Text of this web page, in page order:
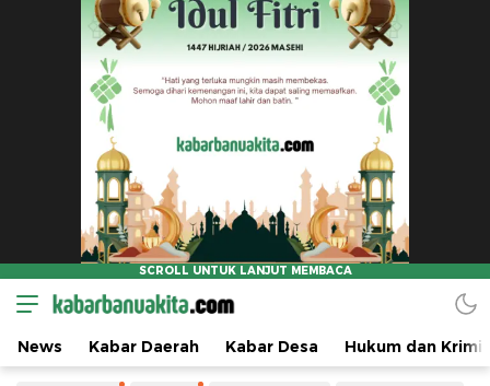
News Kabar Daerah Kabar Desa Hukum dan